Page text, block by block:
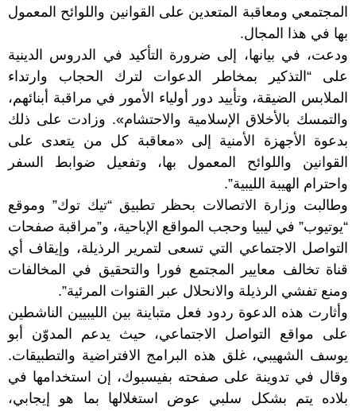
المجتمعي ومعاقبة المتعدين على القوانين واللوائح المعمول
بها في هذا المجال.
ودعت، في بيانها، إلى ضرورة التأكيد في الدروس الدينية
على “التذكير بمخاطر الدعوات لترك الحجاب وارتداء
الملابس الضيقة، وتأييد دور أولياء الأمور في مراقبة أبنائهم،
والتمسك بالأخلاق الإسلامية والاحتشام». وزادت على ذلك
بدعوة الأجهزة الأمنية إلى «معاقبة كل من يتعدى على
القوانين واللوائح المعمول بها، وتفعيل ضوابط السفر
واحترام الهيبة الليبية”.
وطالبت وزارة الاتصالات بحظر تطبيق “تيك توك” وموقع
“يوتيوب” في ليبيا وحجب المواقع الإباحية، و”مراقبة صفحات
التواصل الاجتماعي التي تسعى لتمرير الرذيلة، وإيقاف أي
قناة تخالف معايير المجتمع فورا والتحقيق في المخالفات
ومنع تفشي الرذيلة والانحلال عبر القنوات المرئية”.
وأثارت هذه الدعوة ردود فعل متباينة بين الليبيين الناشطين
على مواقع التواصل الاجتماعي، حيث يدعم المدوّن أبو
يوسف الشهيبي، غلق هذه البرامج الافتراضية والتطبيقات.
وقال في تدوينة على صفحته بفيسبوك، إن استخدامها في
بلاده يتم بشكل سلبي عوض استغلالها بما هو إيجابي،